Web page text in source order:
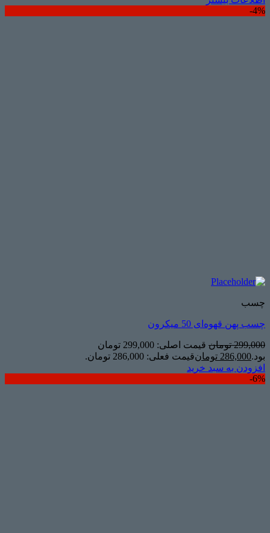
4%-
چسب
چسب پهن قهوه‌ای 50 میکرون
299,000 تومان
قیمت اصلی: 299,000 تومان
بود.286,000 تومانقیمت فعلی: 286,000 تومان.
افزودن به سبد خرید
6%-